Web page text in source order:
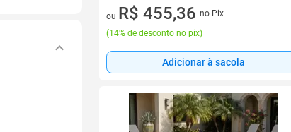
7 vez de R$ 75,64 sem juros
ou R$ 455,36 no Pix
(14% de desconto no pix)
Adicionar à sacola